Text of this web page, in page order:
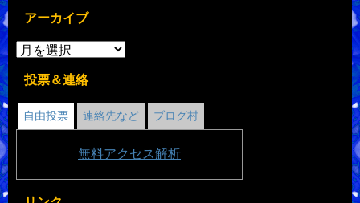
アーカイブ
投票＆連絡
自由投票 連絡先など ブログ村
無料アクセス解析